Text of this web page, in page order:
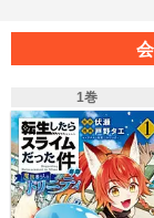
展するテンペストで
イムだった件』公式外
1巻